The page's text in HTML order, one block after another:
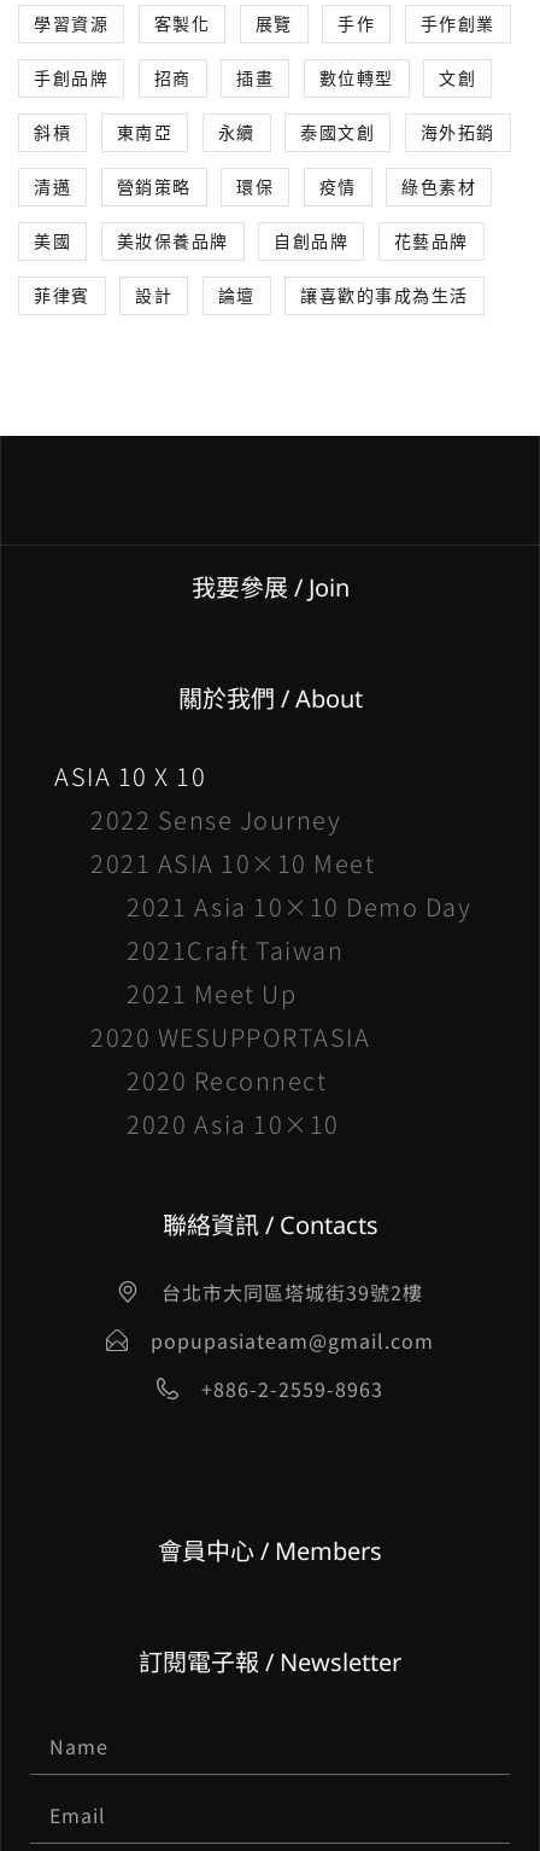
學習資源 客製化 展覽 手作 手作創業
手創品牌 招商 插畫 數位轉型 文創
斜槓 東南亞 永續 泰國文創 海外拓銷
清邁 營銷策略 環保 疫情 綠色素材
美國 美妝保養品牌 自創品牌 花藝品牌
菲律賓 設計 論壇 讓喜歡的事成為生活
我要參展 / Join
關於我們 / About
ASIA 10 X 10
2022 Sense Journey
2021 ASIA 10×10 Meet
2021 Asia 10×10 Demo Day
2021Craft Taiwan
2021 Meet Up
2020 WESUPPORTASIA
2020 Reconnect
2020 Asia 10×10
聯絡資訊 / Contacts
台北市大同區塔城街39號2樓
popupasiateam@gmail.com
+886-2-2559-8963
會員中心 / Members
訂閱電子報 / Newsletter